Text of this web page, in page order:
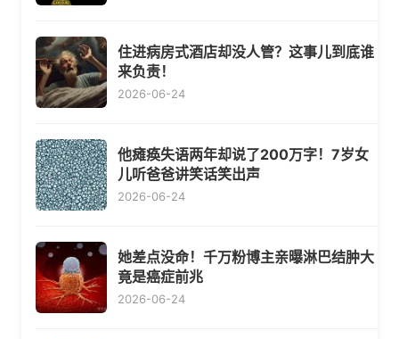
住进病房式酒店却没人管？这事儿到底谁
来负责！
2026-06-24
他瘫痪失语两年却说了200万字！7岁女
儿听爸爸讲笑话笑出声
2026-06-24
她差点没命！千万粉博主亲曝淋巴结肿大
竟是癌症前兆
2026-06-24